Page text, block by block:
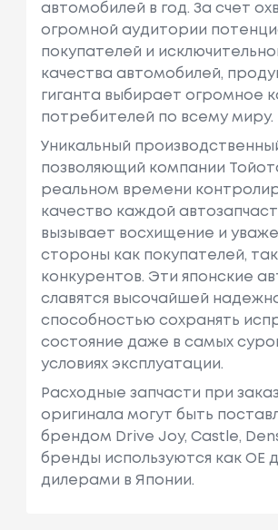
автомобилей в год. За счет
огромной аудитории
покупателей и
качества автомобилей,
гиганта выбирает огромное
потребителей по всему миру.
Уникальный
позволяющий компании
реальном времени
качество каждой
вызывает восхищение и
стороны как покупателей,
конкурентов. Эти японские
славятся высочайшей
способностью сохранять
состояние даже в самых
условиях эксплуатации.
Расходные запчасти при
оригинала могут быть
брендом Drive Joy, Castle,
бренды используются как ОЕ
дилерами в Японии.